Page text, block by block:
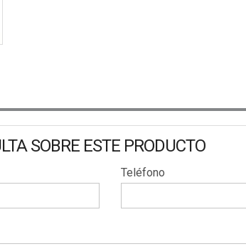
SOBRE ESTE PRODUCTO
Teléfono